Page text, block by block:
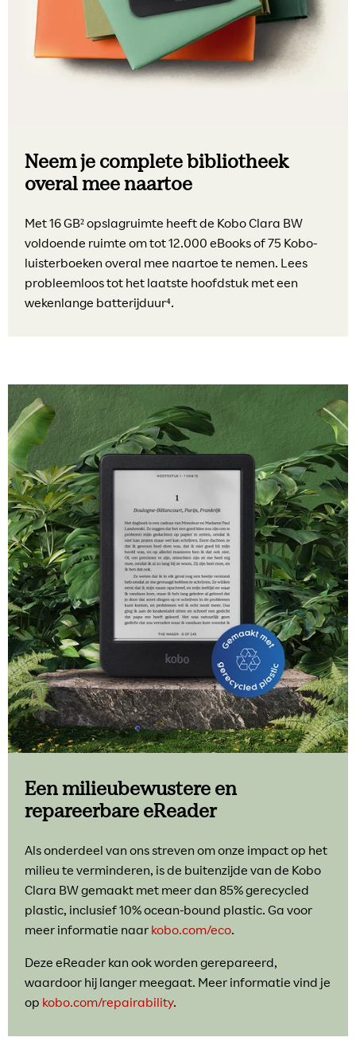
Neem je complete bibliotheek
overal mee naartoe
Met 16 GB² opslagruimte heeft de Kobo Clara BW
voldoende ruimte om tot 12.000 eBooks of 75 Kobo-
luisterboeken overal mee naartoe te nemen. Lees
probleemloos tot het laatste hoofdstuk met een
wekenlange batterijduur⁴.
Een milieubewustere en
repareerbare eReader
Als onderdeel van ons streven om onze impact op het
milieu te verminderen, is de buitenzijde van de Kobo
Clara BW gemaakt met meer dan 85% gerecycled
plastic, inclusief 10% ocean-bound plastic. Ga voor
meer informatie naar kobo.com/eco.
Deze eReader kan ook worden gerepareerd,
waardoor hij langer meegaat. Meer informatie vind je
op kobo.com/repairability.